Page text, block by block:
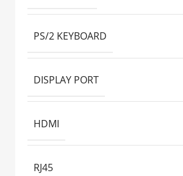
PS/2 KEYBOARD
DISPLAY PORT
HDMI
RJ45